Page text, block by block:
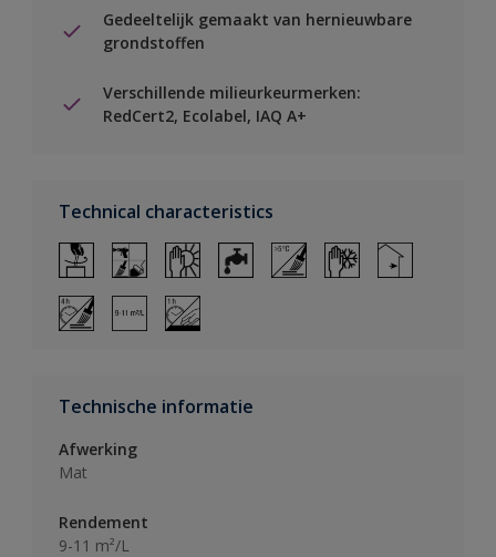
Gedeeltelijk gemaakt van hernieuwbare
grondstoffen
Verschillende milieurkeurmerken:
RedCert2, Ecolabel, IAQ A+
Technical characteristics
Technische informatie
Afwerking
Mat
Rendement
9-11 m²/L